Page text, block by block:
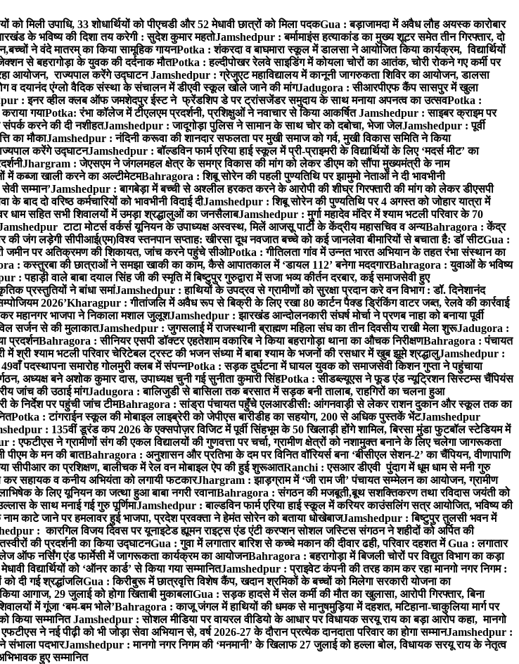
मिली उपाधि, 33 शोधार्थियों को पीएचडी और 52 मेधावी छात्रों को मिला पदकGua : बड़ाजामदा में अवैध लौह अयस्क कारोबार
के भविष्य की दिशा तय करेगी : सुदेश कुमार महतोJamshedpur : बर्मामाइंस हत्याकांड का मुख्य शूटर समेत तीन गिरफ्तार, दो
ने वंदे मातरम् का किया सामूहिक गायनPotka : शंकरदा व बाघमारा स्कूल में डालसा ने आयोजित किया कार्यक्रम, विद्यार्थियों
से बहरागोड़ा के युवक की दर्दनाक मौतPotka : हल्दीपोखर रेलवे साइडिंग में कोयला चोरों का आतंक, चोरी रोकने गए कर्मी पर
आयोजन, राज्यपाल करेंगे उद्घाटनJamshedpur : ग्रेजुएट महाविद्यालय में कानूनी जागरुकता शिविर का आयोजन, डालसा
व दयानंद एंग्लो वैदिक संस्था के संचालन में डीएवी स्कूल खोले जाने की मांगJadugora : सीआरपीएफ कैंप सासपुर में खुला
: इनर व्हील क्लब ऑफ जमशेदपुर ईस्ट ने फ्रेंडशिप डे पर ट्रांसजेंडर समुदाय के साथ मनाया अपनत्व का उत्सवPotka :
गयाPotka: रंभा कॉलेज में टीएलएम प्रदर्शनी, प्रशिक्षुओं ने नवाचार से किया आकर्षितJamshedpur : साइबर क्राइम पर
करने की दी नशीहतJamshedpur : जादूगोड़ा पुलिस ने सामान के साथ चोर को दबोचा, भेजा जेलJamshedpur : पूर्वी
का मौकाJamshedpur : नंदिनी करूवा की शानदार सफलता पर मुखी समाज को गर्व, मुखी विकास समिति ने किया
करेंगे उद्घाटनJamshedpur : बॉल्डविन फार्म एरिया हाई स्कूल में प्री-प्राइमरी के विद्यार्थियों के लिए ‘मदर्स मीट’ का
Jhargram : जेएसएम ने जंगलमहल क्षेत्र के समग्र विकास की मांग को लेकर डीएम को सौंपा मुख्यमंत्री के नाम
में कब्जा खाली करने का अल्टीमेटमBahragora : शिबू सोरेन की पहली पुण्यतिथि पर झामुमो नेताओं ने दी भावभीनी
सम्मान’Jamshedpur : बागबेड़ा में बच्ची से अश्लील हरकत करने के आरोपी की शीघ्र गिरफ्तारी की मांग को लेकर डीएसपी
दो वरिष्ठ कर्मचारियों को भावभीनी विदाई दीJamshedpur : शिबू सोरेन की पुण्यतिथि पर 4 अगस्त को जोहार यात्रा में
धाम सहित सभी शिवालयों में उमड़ा श्रद्धालुओं का जनसैलाबJamshedpur : मुर्गा महादेव मंदिर में श्याम भटली परिवार के 70
टाटा मोटर्स वर्कर्स यूनियन के उपाध्यक्ष अस्वस्थ, मिलें आजसू पार्टी के केंद्रीय महासचिव व अन्यBahragora : केंद्र
की जंग लड़ेगी सीपीआई(एम)विश्व स्तनपान सप्ताह: खीरसा दूध नवजात बच्चे को कई जानलेवा बीमारियों से बचाता है: डॉ सीटGua :
जमीन पर अतिक्रमण की शिकायत, जांच करने पहुंचे सीओPotka : गीतिलता गांव में उन्नत भारत अभियान के तहत रंभा संस्थान का
: कस्तुरबा की छात्राओं ने समझा खाकी का काम, कैसे आपातकाल में ‘डायल 112’ बनेगा मददगारBahragora : युवाओं के भविष्य
: पहाड़ी वाले बाबा दयाल सिंह जी की स्मृति में बिष्टुपुर गुरुद्वारा में सजा भव्य कीर्तन दरबार, कई समाजसेवी हुए
प्रस्तुतियों ने बांधा समांJamshedpur : हाथियों के उपद्रव से ग्रामीणों को सुरक्षा प्रदान करे वन विभाग : डॉ. दिनेशानंद
2026’Kharagpur : गीतांजलि में अवैध रूप से बिक्री के लिए रखा 80 कार्टन पैक्ड ड्रिंकिंग वाटर जब्त, रेलवे की कार्रवाई
महानगर भाजपा ने निकाला मशाल जुलूशJamshedpur : झारखंड आन्दोलनकारी संघर्ष मोर्चा ने प्रणब नाहा को बनाया पूर्वी
सर्जन से की मुलाकातJamshedpur : जुगसलाई में राजस्थानी ब्राह्मण महिला संघ का तीन दिवसीय राखी मेला शुरूJadugora :
प्रदर्शनBahragora : सीनियर एसपी डॉक्टर एहतेशाम वकारिब ने किया बहरागोड़ा थाना का औचक निरीक्षणBahragora : पंचायत
में श्री श्याम भटली परिवार चेरिटेबल ट्रस्ट की भजन संध्या में बाबा श्याम के भजनों की रसधार में खुब झूमे श्रद्धालुJamshedpur :
पदस्थापना समारोह गोलमुरी क्लब में संपन्नPotka : सड़क दुर्घटना में घायल युवक को समाजसेवी किशन गुप्ता ने पहुंचाया
अध्यक्ष बने अशोक कुमार दास, उपाध्यक्ष चुनी गई सुनीता कुमारी सिंहPotka : सीडब्ल्यूएस ने फूड एंड न्यूट्रिशन सिस्टम्स चैंपियंस
जांच की उठाई मांगJadugora : बालिजुडी से बासिला तक बरसात में सड़क बनी तालाब, राहगिरों का चलना हुआ
के निर्देश पर पहुंची जांच टीमBahragora : सांड्रा पंचायत पहुँचे एलआरडीसी: आंगनवाड़ी से लेकर राशन दुकान और स्कूल तक का
Potka : टांगराईन स्कूल की मोबाइल लाइब्रेरी को जेपीएस बारीडीह का सहयोग, 200 से अधिक पुस्तकें भेंटJamshedpur
: 135वीं डूरंड कप 2026 के एक्सपोज़र विजिट में पूर्वी सिंहभूम के 50 खिलाड़ी होंगे शामिल, बिरसा मुंडा फुटबॉल स्टेडियम में
: एफटीएस ने ग्रामीणों संग की एकल विद्यालयों की गुणवत्ता पर चर्चा, ग्रामीण क्षेत्रों को नशामुक्त बनाने के लिए चलेगा जागरूकता
पीएम के मन की बातBahragora : अनुशासन और प्रतिभा के दम पर विनित वॉरियर्स बना ‘बीसीएल सेशन-2’ का चैंपियन, वीणापाणि
सीपीआर का प्रशिक्षण, बालीचक में रेल वन मोबाइल ऐप की हुई शुरूआतRanchi : एसआर डीएवी पुंदाग में धूम धाम से मनी गुरु
कर सहायक व कनीय अभियंता को लगायी फटकारJhargram : झाड़ग्राम में ‘जी राम जी’ पंचायत सम्मेलन का आयोजन, ग्रामीण
के लिए यूनियन का जत्था हुआ बाबा नगरी रवानाBahragora : संगठन की मजबूती,बूथ सशक्तिकरण तथा रविदास जयंती को
के साथ मनाई गई गुरु पूर्णिमाJamshedpur : बाल्डविन फार्म एरिया हाई स्कूल में करियर काउंसलिंग सत्र आयोजित, भविष्य की
काटे जाने पर हमलावर हुई भाजपा, प्रदेश प्रवक्ता ने हेमंत सोरेन को बताया धोखेबाजJamshedpur : बिष्टुपुर तुलसी भवन में
: कारगिल विजय दिवस पर यूनाइटेड ह्यूमन राइट्स एंड एंटी करप्शन सोशल जस्टिस संगठन ने शहीदों को अर्पित की
की प्रदर्शनी का किया उद्घाटनGua : गुवा में लगातार बारिश से कच्चे मकान की दीवार ढही, परिवार दहशत मेंGua : लगातार
ऑफ नर्सिंग एंड फार्मेसी में जागरूकता कार्यक्रम का आयोजनBahragora : बहरागोड़ा में बिजली चोरों पर विद्युत विभाग का कड़ा
विद्यार्थियों को ‘ऑनर कार्ड’ से किया गया सम्मानितJamshedpur : प्राइवेट कंपनी की तरह काम कर रहा मानगो नगर निगम :
दी गई श्रद्धांजलिGua : किरीबुरू में छात्रवृत्ति विशेष कैंप, खदान श्रमिकों के बच्चों को मिलेगा सरकारी योजना का
आगाज, 29 जुलाई को होगा खिताबी मुकाबलाGua : सड़क हादसे में सेल कर्मी की मौत का खुलासा, आरोपी गिरफ्तार, बिना
में गूंजा ‘बम-बम भोले’Bahragora : काजू जंगल में हाथियों की धमक से मानुषमुड़िया में दहशत, मटिहाना-चाकुलिया मार्ग पर
किया सम्मानितJamshedpur : सोशल मीडिया पर वायरल वीडियो के आधार पर विधायक सरयू राय का बड़ा आरोप कहा, मानगो
ने नई पीढ़ी को भी जोड़ा सेवा अभियान से, वर्ष 2026-27 के दौरान प्रत्येक दानदाता परिवार का होगा सम्मानJamshedpur :
संभाला पदभारJamshedpur : मानगो नगर निगम की ‘मनमानी’ के खिलाफ 27 जुलाई को हल्ला बोल, विधायक सरयू राय के नेतृत्व
हुए सम्मानित